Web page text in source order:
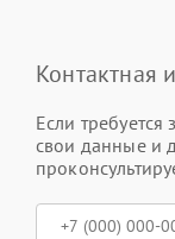
Контактная
Если требуется
свои данные и